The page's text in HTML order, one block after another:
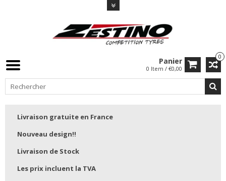
0
Panier
0 Item / €0,00
Livraison gratuite en France
Nouveau design!!
Livraison de Stock
Les prix incluent la TVA